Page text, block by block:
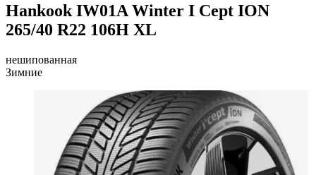
Hankook IW01A Winter I Cept ION
265/40 R22 106H XL
нешипованная
Зимние